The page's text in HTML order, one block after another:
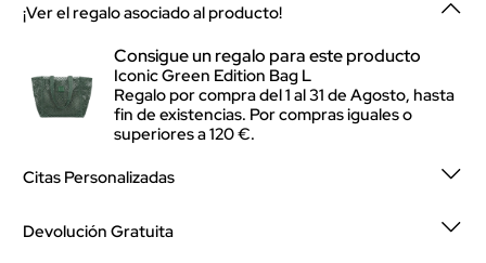
¡Ver el regalo asociado al producto!
Consigue un regalo para este producto
Iconic Green Edition Bag L
Regalo por compra del 1 al 31 de Agosto, hasta
fin de existencias. Por compras iguales o
superiores a 120 €.
Citas Personalizadas
Devolución Gratuita